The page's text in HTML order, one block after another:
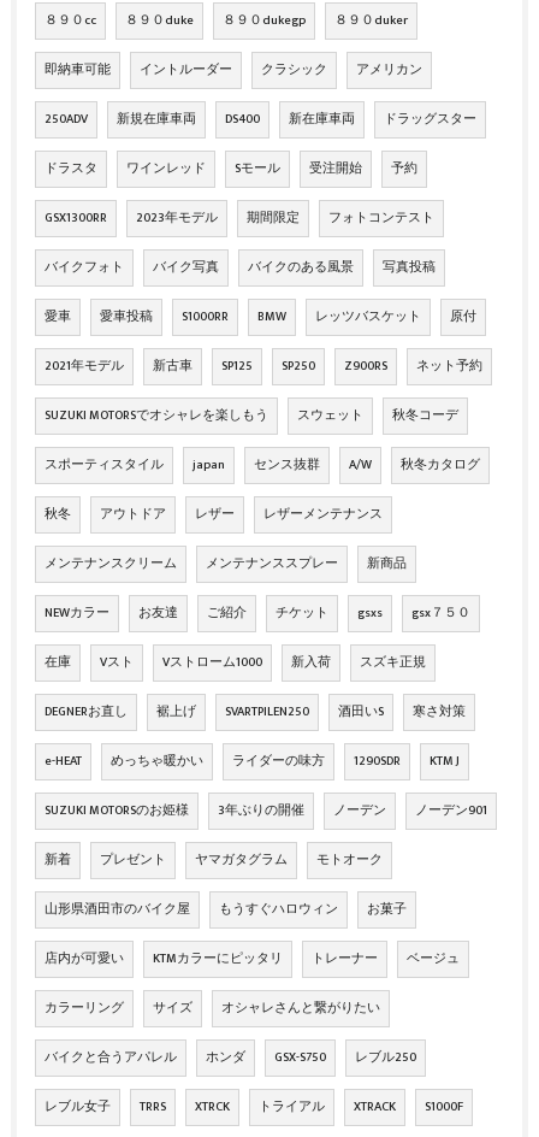
８９０cc ８９０duke ８９０dukegp ８９０duker
即納車可能 イントルーダー クラシック アメリカン
250ADV 新規在庫車両 DS400 新在庫車両 ドラッグスター
ドラスタ ワインレッド Sモール 受注開始 予約
GSX1300RR 2023年モデル 期間限定 フォトコンテスト
バイクフォト バイク写真 バイクのある風景 写真投稿
愛車 愛車投稿 S1000RR BMW レッツバスケット 原付
2021年モデル 新古車 SP125 SP250 Z900RS ネット予約
SUZUKI MOTORSでオシャレを楽しもう スウェット 秋冬コーデ
スポーティスタイル japan センス抜群 A/W 秋冬カタログ
秋冬 アウトドア レザー レザーメンテナンス
メンテナンスクリーム メンテナンススプレー 新商品
NEWカラー お友達 ご紹介 チケット gsxs gsx７５０
在庫 Vスト Vストローム1000 新入荷 スズキ正規
DEGNERお直し 裾上げ SVARTPILEN250 酒田いS 寒さ対策
e-HEAT めっちゃ暖かい ライダーの味方 1290SDR KTM J
SUZUKI MOTORSのお姫様 3年ぶりの開催 ノーデン ノーデン901
新着 プレゼント ヤマガタグラム モトオーク
山形県酒田市のバイク屋 もうすぐハロウィン お菓子
店内が可愛い KTMカラーにピッタリ トレーナー ベージュ
カラーリング サイズ オシャレさんと繋がりたい
バイクと合うアパレル ホンダ GSX-S750 レブル250
レブル女子 TRRS XTRCK トライアル XTRACK S1000F